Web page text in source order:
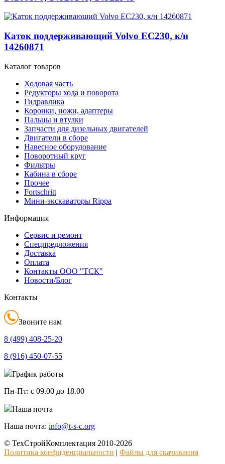
Каток поддерживающий Volvo EC230, к/н
14260871
Каталог товаров
Ходовая часть
Редукторы хода и поворота
Гидравлика
Коронки, ножи, адаптеры
Пальцы и втулки
Запчасти для дизельных двигателей
Двигатели в сборе
Навесное оборудование
Поворотный круг
Фильтры
Кабина в сборе
Прочее
Fortschritt
Мини-экскаваторы Rippa
Информация
Сервис и ремонт
Спецпредложения
Доставка
Оплата
Контакты ООО "ТСК"
Новости/Блог
Контакты
Звоните нам
8 (499) 408-25-20
8 (916) 450-07-55
График работы
Пн-Пт: с 09.00 до 18.00
Наша почта
Наша почта: info@t-s-c.org
© ТехСтройКомплектация 2010-2026
Политика конфиденциальности | Файлы для скачивания